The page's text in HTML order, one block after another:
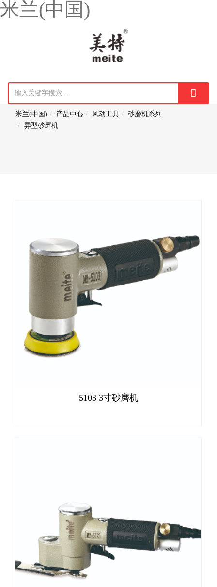
米兰(中国)
米兰(中国) 产品中心 风动工具
砂磨机系列
异型砂磨机
5103 3寸砂磨机